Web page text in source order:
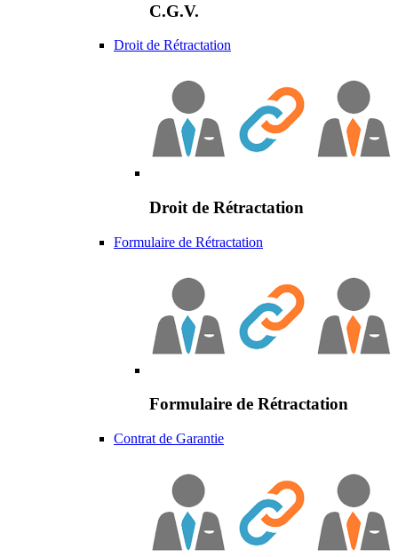
C.G.V.
Droit de Rétractation
Droit de Rétractation
Formulaire de Rétractation
Formulaire de Rétractation
Contrat de Garantie